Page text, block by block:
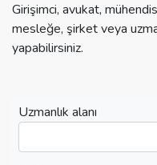
Girişimci, avukat, mühendis,
mesleğe, şirket veya
yapabilirsiniz.
Uzmanlık alanı